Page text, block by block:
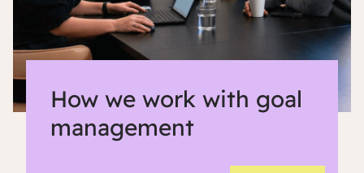
How we work with goal
management